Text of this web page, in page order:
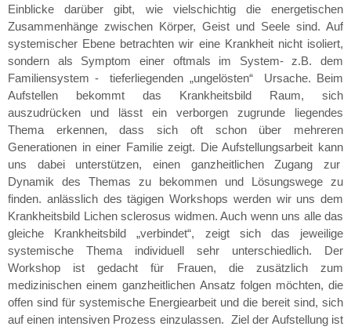
Einblicke darüber gibt, wie vielschichtig die energetischen
Zusammenhänge zwischen Körper, Geist und Seele sind. Auf
systemischer Ebene betrachten wir eine Krankheit nicht isoliert,
sondern als Symptom einer oftmals im System- z.B. dem
Familiensystem - tieferliegenden „ungelösten“ Ursache. Beim
Aufstellen bekommt das Krankheitsbild Raum, sich
auszudrücken und lässt ein verborgen zugrunde liegendes
Thema erkennen, dass sich oft schon über mehreren
Generationen in einer Familie zeigt. Die Aufstellungsarbeit kann
uns dabei unterstützen, einen ganzheitlichen Zugang zur
Dynamik des Themas zu bekommen und Lösungswege zu
finden. anlässlich des tägigen Workshops werden wir uns dem
Krankheitsbild Lichen sclerosus widmen. Auch wenn uns alle das
gleiche Krankheitsbild „verbindet“, zeigt sich das jeweilige
systemische Thema individuell sehr unterschiedlich. Der
Workshop ist gedacht für Frauen, die zusätzlich zum
medizinischen einem ganzheitlichen Ansatz folgen möchten, die
offen sind für systemische Energiearbeit und die bereit sind, sich
auf einen intensiven Prozess einzulassen. Ziel der Aufstellung ist